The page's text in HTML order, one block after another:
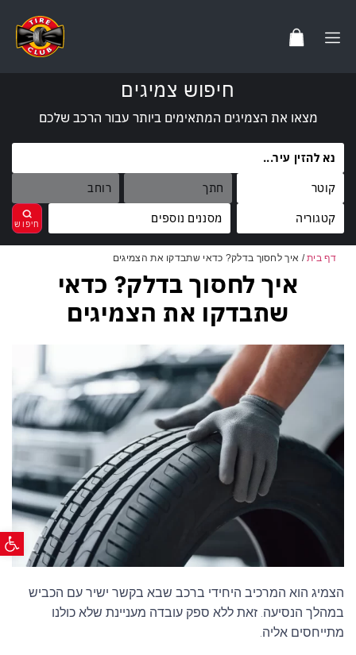
פתח
חיפוש צמיגים
מצאו את הצמיגים המתאימים ביותר עבור הרכב שלכם
מסננים נוספים
FALKEN
HANKOOK
LANVIGATOR
FARROAD
קוד משקל
102
102/100
103/101
104
104/102
106
P
T
Y
נקה בחר
דף בית/ איך לחסוך בדלק? כדאי שתבדקו את הצמיגים
איך לחסוך בדלק? כדאי
שתבדקו את הצמיגים
הצמיג הוא המרכיב היחידי ברכב שבא בקשר ישיר עם הכביש
במהלך הנסיעה. זאת ללא ספק עובדה מעניינת שלא כולנו
מתייחסים אליה.